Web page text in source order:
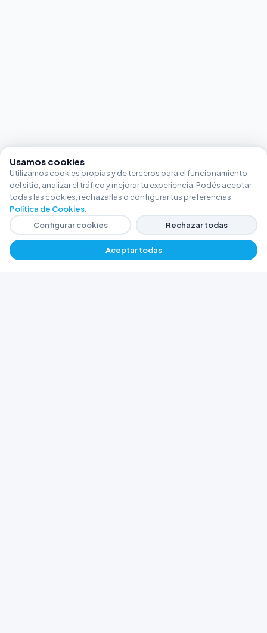
Usamos cookies
Utilizamos cookies propias y de terceros para el funcionamiento
del sitio, analizar el tráfico y mejorar tu experiencia. Podés aceptar
todas las cookies, rechazarlas o configurar tus preferencias.
Política de Cookies
Configurar cookies
Rechazar todas
Aceptar todas